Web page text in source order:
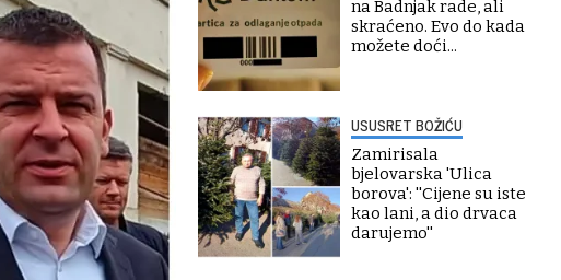
na Badnjak rade, ali
skraćeno. Evo do kada
možete doći...
USUSRET BOŽIĆU
Zamirisala
bjelovarska 'Ulica
borova': ''Cijene su iste
kao lani, a dio drvaca
darujemo''